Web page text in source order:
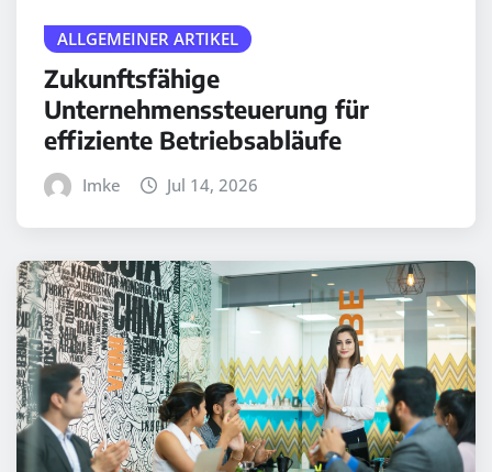
ALLGEMEINER ARTIKEL
Zukunftsfähige
Unternehmenssteuerung für
effiziente Betriebsabläufe
Imke Jul 14, 2026